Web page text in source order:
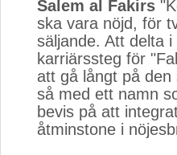
Salem al Fakirs
ska vara nöjd, för
säljande. Att delta
karriärssteg för
att gå långt på
så med ett namn
bevis på att
åtminstone i